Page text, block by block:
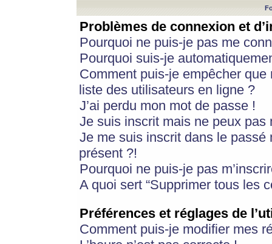
Problèmes de connexion et
Pourquoi ne puis-je pas me
Pourquoi suis-je
Comment puis-je empêcher
liste des utilisateurs en ligne ?
J’ai perdu mon mot de passe !
Je suis inscrit mais ne peux pas
Je me suis inscrit dans le
présent ?!
Pourquoi ne puis-je pas
A quoi sert “Supprimer tous les
Préférences et réglages de
Comment puis-je modifier mes